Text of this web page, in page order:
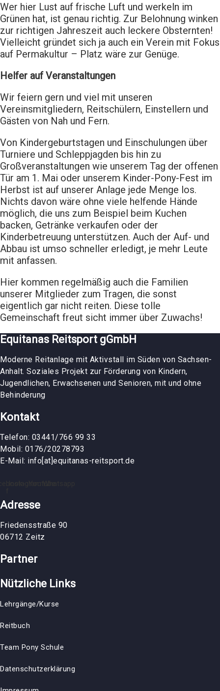
Wer hier Lust auf frische Luft und werkeln im
Grünen hat, ist genau richtig. Zur Belohnung winken
zur richtigen Jahreszeit auch leckere Obsternten!
Vielleicht gründet sich ja auch ein Verein mit Fokus
auf Permakultur – Platz wäre zur Genüge.
Helfer auf Veranstaltungen
Wir feiern gern und viel mit unseren
Vereinsmitgliedern, Reitschülern, Einstellern und
Gästen von Nah und Fern.
Von Kindergeburtstagen und Einschulungen über
Turniere und Schleppjagden bis hin zu
Großveranstaltungen wie unserem Tag der offenen
Tür am 1. Mai oder unserem Kinder-Pony-Fest im
Herbst ist auf unserer Anlage jede Menge los.
Nichts davon wäre ohne viele helfende Hände
möglich, die uns zum Beispiel beim Kuchen
backen, Getränke verkaufen oder der
Kinderbetreuung unterstützen. Auch der Auf- und
Abbau ist umso schneller erledigt, je mehr Leute
mit anfassen.
Hier kommen regelmäßig auch die Familien
unserer Mitglieder zum Tragen, die sonst
eigentlich gar nicht reiten. Diese tolle
Gemeinschaft freut sicht immer über Zuwachs!
Equitanas Reitsport gGmbH
Moderne Reitanlage mit Aktivstall im Süden von Sachsen-
Anhalt. Soziales Projekt zur Förderung von Kindern,
Jugendlichen, Erwachsenen und Senioren, mit und ohne
Behinderung
Kontakt
Telefon: 03441/766 99 33
Mobil: 0176/20278793
E-Mail: info[at]equitanas-reitsport.de
Adresse
Friedensstraße 90
06712 Zeitz
Partner
Nützliche Links
Lehrgänge/Kurse
Reitbuch
Team Pony Schule
Datenschutzerklärung